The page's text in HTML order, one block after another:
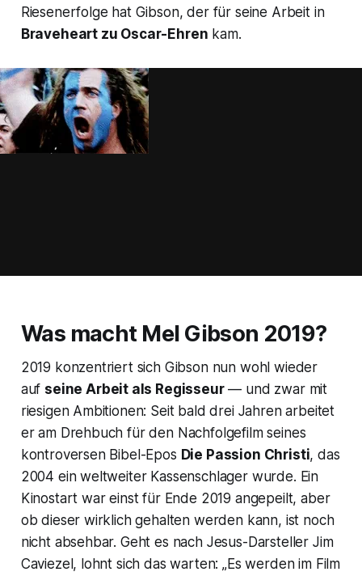
Riesenerfolge hat Gibson, der für seine Arbeit in
Braveheart zu Oscar-Ehren kam.
Was macht Mel Gibson 2019?
2019 konzentriert sich Gibson nun wohl wieder
auf seine Arbeit als Regisseur— und zwar mit
riesigen Ambitionen: Seit bald drei Jahren arbeitet
er am Drehbuch für den Nachfolgefilm seines
kontroversen Bibel-Epos Die Passion Christi, das
2004 ein weltweiter Kassenschlager wurde. Ein
Kinostart war einst für Ende 2019 angepeilt, aber
ob dieser wirklich gehalten werden kann, ist noch
nicht absehbar. Geht es nach Jesus-Darsteller Jim
Caviezel, lohnt sich das warten: „Es werden im Film